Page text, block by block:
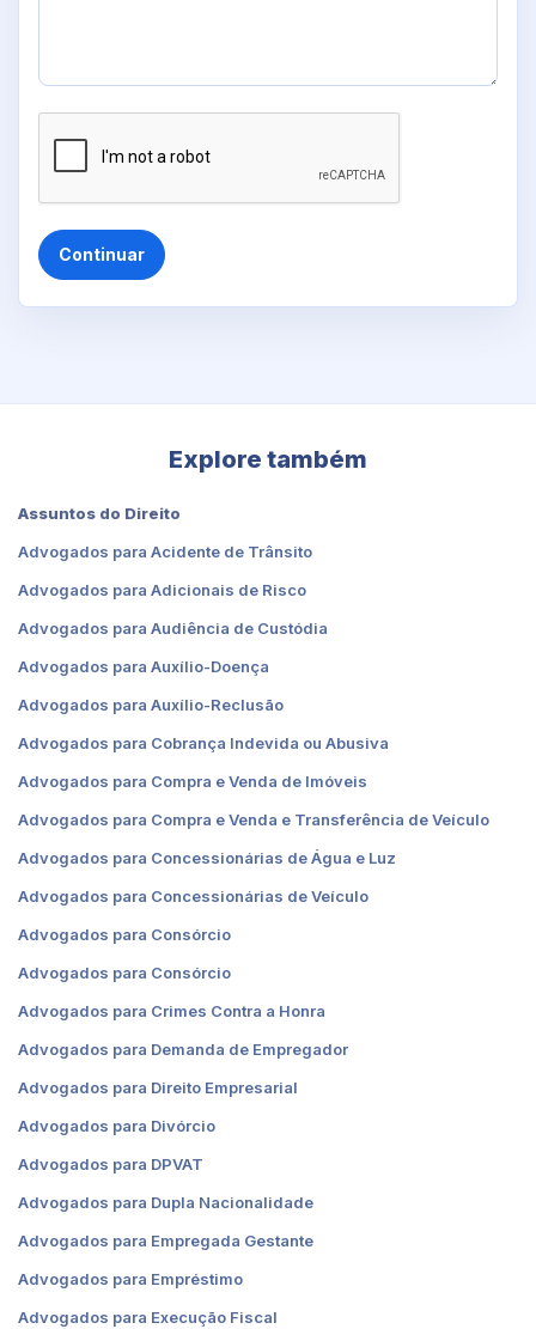
Continuar
Explore também
Assuntos do Direito
Advogados para Acidente de Trânsito
Advogados para Adicionais de Risco
Advogados para Audiência de Custódia
Advogados para Auxílio-Doença
Advogados para Auxílio-Reclusão
Advogados para Cobrança Indevida ou Abusiva
Advogados para Compra e Venda de Imóveis
Advogados para Compra e Venda e Transferência de Veículo
Advogados para Concessionárias de Água e Luz
Advogados para Concessionárias de Veículo
Advogados para Consórcio
Advogados para Consórcio
Advogados para Crimes Contra a Honra
Advogados para Demanda de Empregador
Advogados para Direito Empresarial
Advogados para Divórcio
Advogados para DPVAT
Advogados para Dupla Nacionalidade
Advogados para Empregada Gestante
Advogados para Empréstimo
Advogados para Execução Fiscal